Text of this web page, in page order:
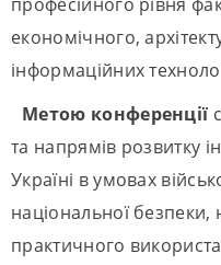
економічного,
інформаційних
Метою конференції
та напрямів розвитку
Україні в умовах
національної безпеки,
практичного